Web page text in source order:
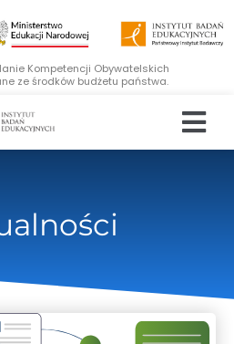
Kompetencji Obywatelskich
ze środków budżetu państwa.